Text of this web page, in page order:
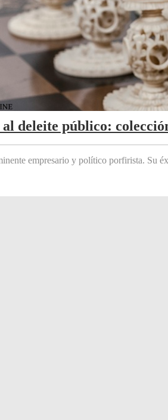
deleite público:
empresario y político porfirista. Su